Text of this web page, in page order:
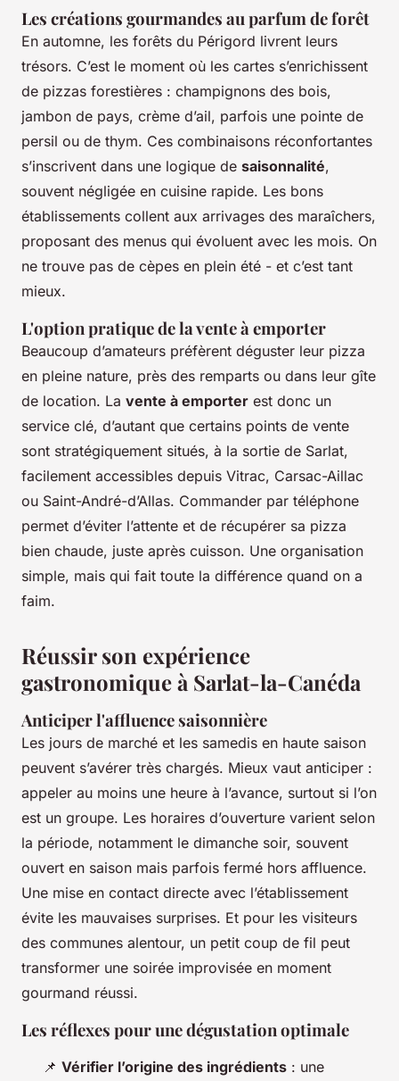
Les créations gourmandes au parfum de forêt
En automne, les forêts du Périgord livrent leurs
trésors. C’est le moment où les cartes s’enrichissent
de pizzas forestières : champignons des bois,
jambon de pays, crème d’ail, parfois une pointe de
persil ou de thym. Ces combinaisons réconfortantes
s’inscrivent dans une logique de saisonnalité,
souvent négligée en cuisine rapide. Les bons
établissements collent aux arrivages des maraîchers,
proposant des menus qui évoluent avec les mois. On
ne trouve pas de cèpes en plein été - et c’est tant
mieux.
L'option pratique de la vente à emporter
Beaucoup d’amateurs préfèrent déguster leur pizza
en pleine nature, près des remparts ou dans leur gîte
de location. La vente à emporter est donc un
service clé, d’autant que certains points de vente
sont stratégiquement situés, à la sortie de Sarlat,
facilement accessibles depuis Vitrac, Carsac-Aillac
ou Saint-André-d’Allas. Commander par téléphone
permet d’éviter l’attente et de récupérer sa pizza
bien chaude, juste après cuisson. Une organisation
simple, mais qui fait toute la différence quand on a
faim.
Réussir son expérience
gastronomique à Sarlat-la-Canéda
Anticiper l'affluence saisonnière
Les jours de marché et les samedis en haute saison
peuvent s’avérer très chargés. Mieux vaut anticiper :
appeler au moins une heure à l’avance, surtout si l’on
est un groupe. Les horaires d’ouverture varient selon
la période, notamment le dimanche soir, souvent
ouvert en saison mais parfois fermé hors affluence.
Une mise en contact directe avec l’établissement
évite les mauvaises surprises. Et pour les visiteurs
des communes alentour, un petit coup de fil peut
transformer une soirée improvisée en moment
gourmand réussi.
Les réflexes pour une dégustation optimale
📌 Vérifier l’origine des ingrédients : une